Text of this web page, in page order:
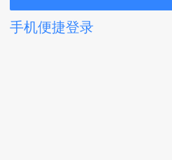
手机便捷登录